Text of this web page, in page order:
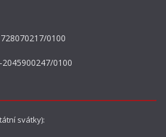
0100
0100
svátky):